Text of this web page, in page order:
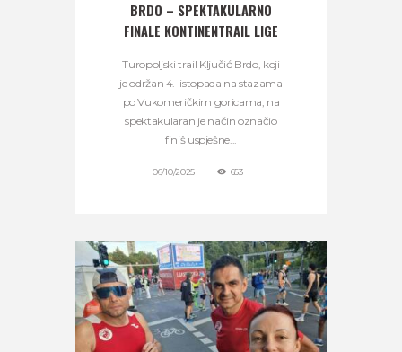
BRDO – SPEKTAKULARNO
FINALE KONTINENTRAIL LIGE
Turopoljski trail Ključić Brdo, koji
je održan 4. listopada na stazama
po Vukomeričkim goricama, na
spektakularan je način označio
finiš uspješne...
06/10/2025 653